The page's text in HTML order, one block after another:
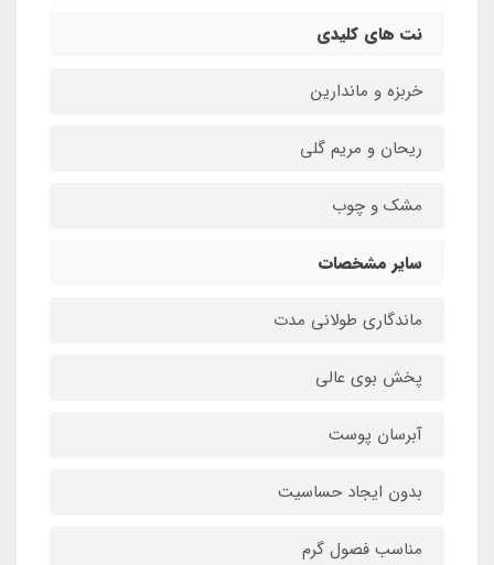
نت های کلیدی
خربزه و ماندارین
ریحان و مریم گلی
مشک و چوب
سایر مشخصات
ماندگاری طولانی مدت
پخش بوی عالی
آبرسان پوست
بدون ایجاد حساسیت
مناسب فصول گرم